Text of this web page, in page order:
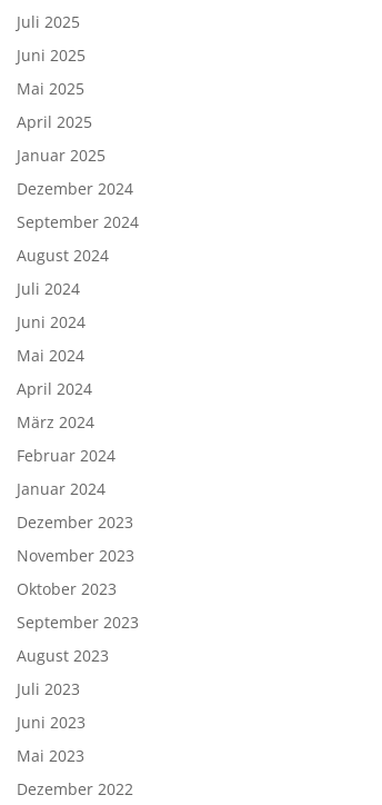
Juli 2025
Juni 2025
Mai 2025
April 2025
Januar 2025
Dezember 2024
September 2024
August 2024
Juli 2024
Juni 2024
Mai 2024
April 2024
März 2024
Februar 2024
Januar 2024
Dezember 2023
November 2023
Oktober 2023
September 2023
August 2023
Juli 2023
Juni 2023
Mai 2023
Dezember 2022